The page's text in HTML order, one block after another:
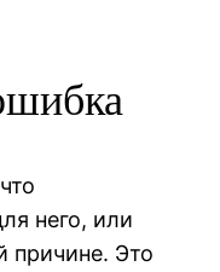
него, или
причине. Это